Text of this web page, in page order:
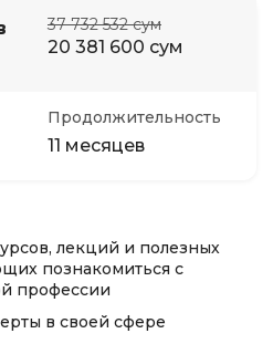
37 732 532 сум
20 381 600 сум
Продолжительность
11 месяцев
лекций и полезных
познакомиться с
профессии
в своей сфере